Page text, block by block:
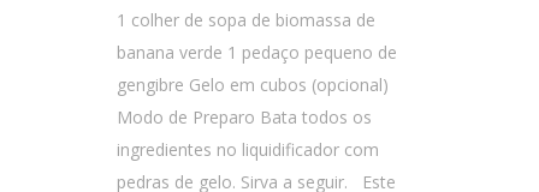
1 colher de sopa de biomassa de
banana verde 1 pedaço pequeno de
gengibre Gelo em cubos (opcional)
Modo de Preparo Bata todos os
ingredientes no liquidificador com
pedras de gelo. Sirva a seguir. Este